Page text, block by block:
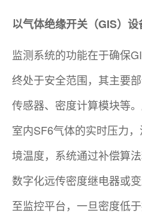
以气体绝缘开关（GIS）设
监测系统的功能在于确保
终处于安全范围，其主要
传感器、密度计算模块等
室内SF6气体的实时压力
境温度，系统通过补偿算
数字化远传密度继电器或
至监控平台，一旦密度低